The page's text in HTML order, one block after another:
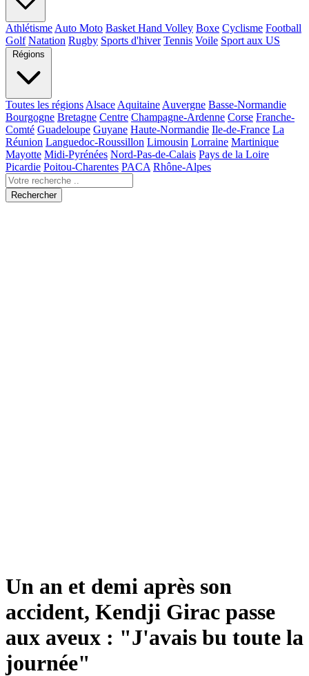
Athlétisme Auto Moto Basket Hand Volley Boxe Cyclisme Football
Golf Natation Rugby Sports d'hiver Tennis Voile Sport aux US
Régions
Toutes les régions Alsace Aquitaine Auvergne Basse-Normandie
Bourgogne Bretagne Centre Champagne-Ardenne Corse Franche-
Comté Guadeloupe Guyane Haute-Normandie Ile-de-France La
Réunion Languedoc-Roussillon Limousin Lorraine Martinique
Mayotte Midi-Pyrénées Nord-Pas-de-Calais Pays de la Loire
Picardie Poitou-Charentes PACA Rhône-Alpes
Rechercher
Un an et demi après son
accident, Kendji Girac passe
aux aveux : "J'avais bu toute la
journée"